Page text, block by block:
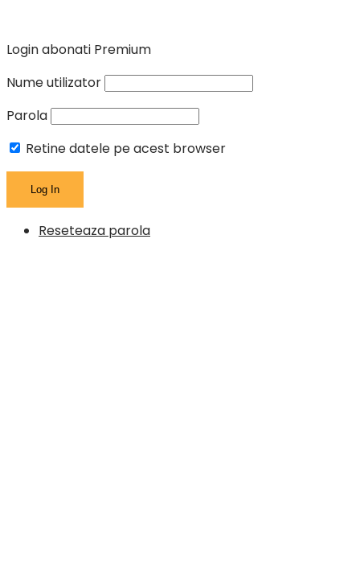
Login abonati Premium
Nume utilizator
Parola
Retine datele pe acest browser
Reseteaza parola